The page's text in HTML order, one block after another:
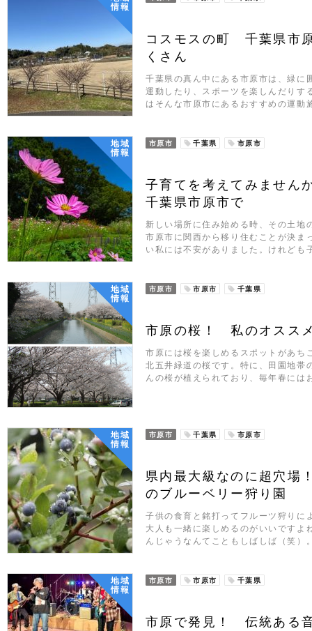
情報
コスモスの町 千葉県市
くさん
千葉県の真ん中にある市原市は、緑に
運動したり、スポーツを楽しんだりす
はそんな市原市にあるおすすめの運
地域
情報
市原市 千葉県 市原市
子育てを考えてみません
千葉県市原市で
新しい場所に住み始める時、その土地
市原市に関西から移り住むことが決ま
い私には不安がありました。けれど
地域
情報
市原市 市原市 千葉県
市原の桜！ 私のオスス
市原には桜を楽しめるスポットがあち
北五井緑道の桜です。特に、田園地帯
んの桜が植えられており、毎年春に
地域
情報
市原市 千葉県 市原市
県内最大級なのに超穴
のブルーベリー狩り園
子供の食育と銘打ってフルーツ狩りに
大人も一緒に楽しめるのがいいですよ
んじゃうなんてこともしばしば（笑
地域
情報
市原市 市原市 千葉県
市原で発見！ 伝統ある